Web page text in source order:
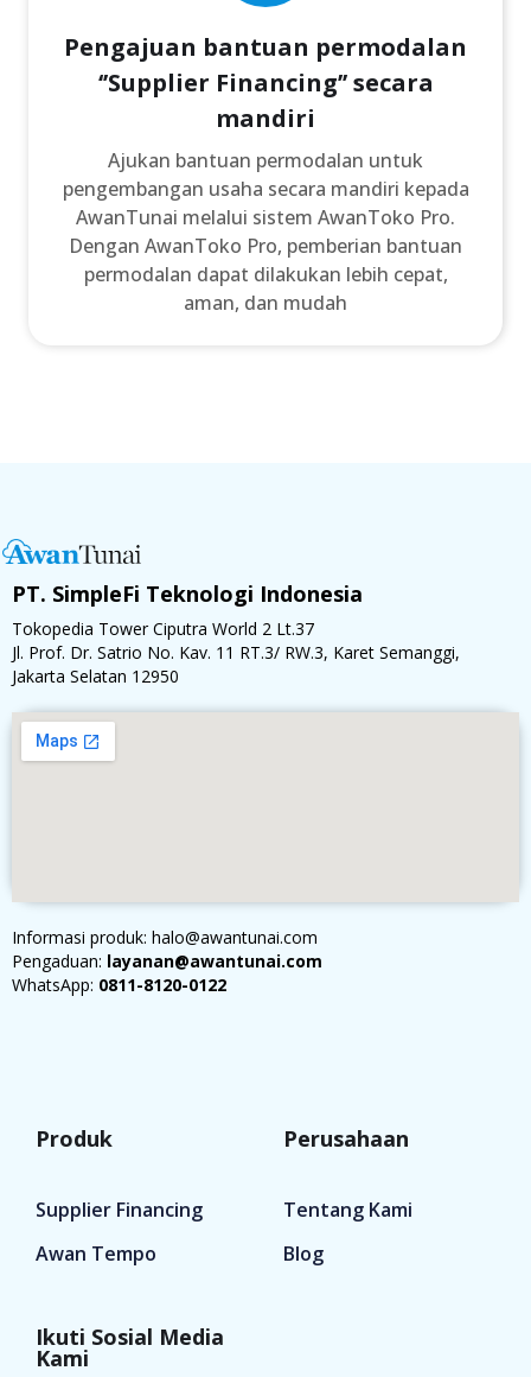
Pengajuan bantuan permodalan
‘’Supplier Financing’’ secara
mandiri​
Ajukan bantuan permodalan untuk
pengembangan usaha secara mandiri kepada
AwanTunai melalui sistem AwanToko Pro.
Dengan AwanToko Pro, pemberian bantuan
permodalan dapat dilakukan lebih cepat,
aman, dan mudah
PT. SimpleFi Teknologi Indonesia
Tokopedia Tower Ciputra World 2 Lt.37
Jl. Prof. Dr. Satrio No. Kav. 11 RT.3/ RW.3, Karet Semanggi,
Jakarta Selatan 12950
Informasi produk: halo@awantunai.com
Pengaduan: layanan@awantunai.com
WhatsApp: 0811-8120-0122
Produk
Supplier Financing
Awan Tempo
Ikuti Sosial Media
Kami
Perusahaan
Tentang Kami
Blog